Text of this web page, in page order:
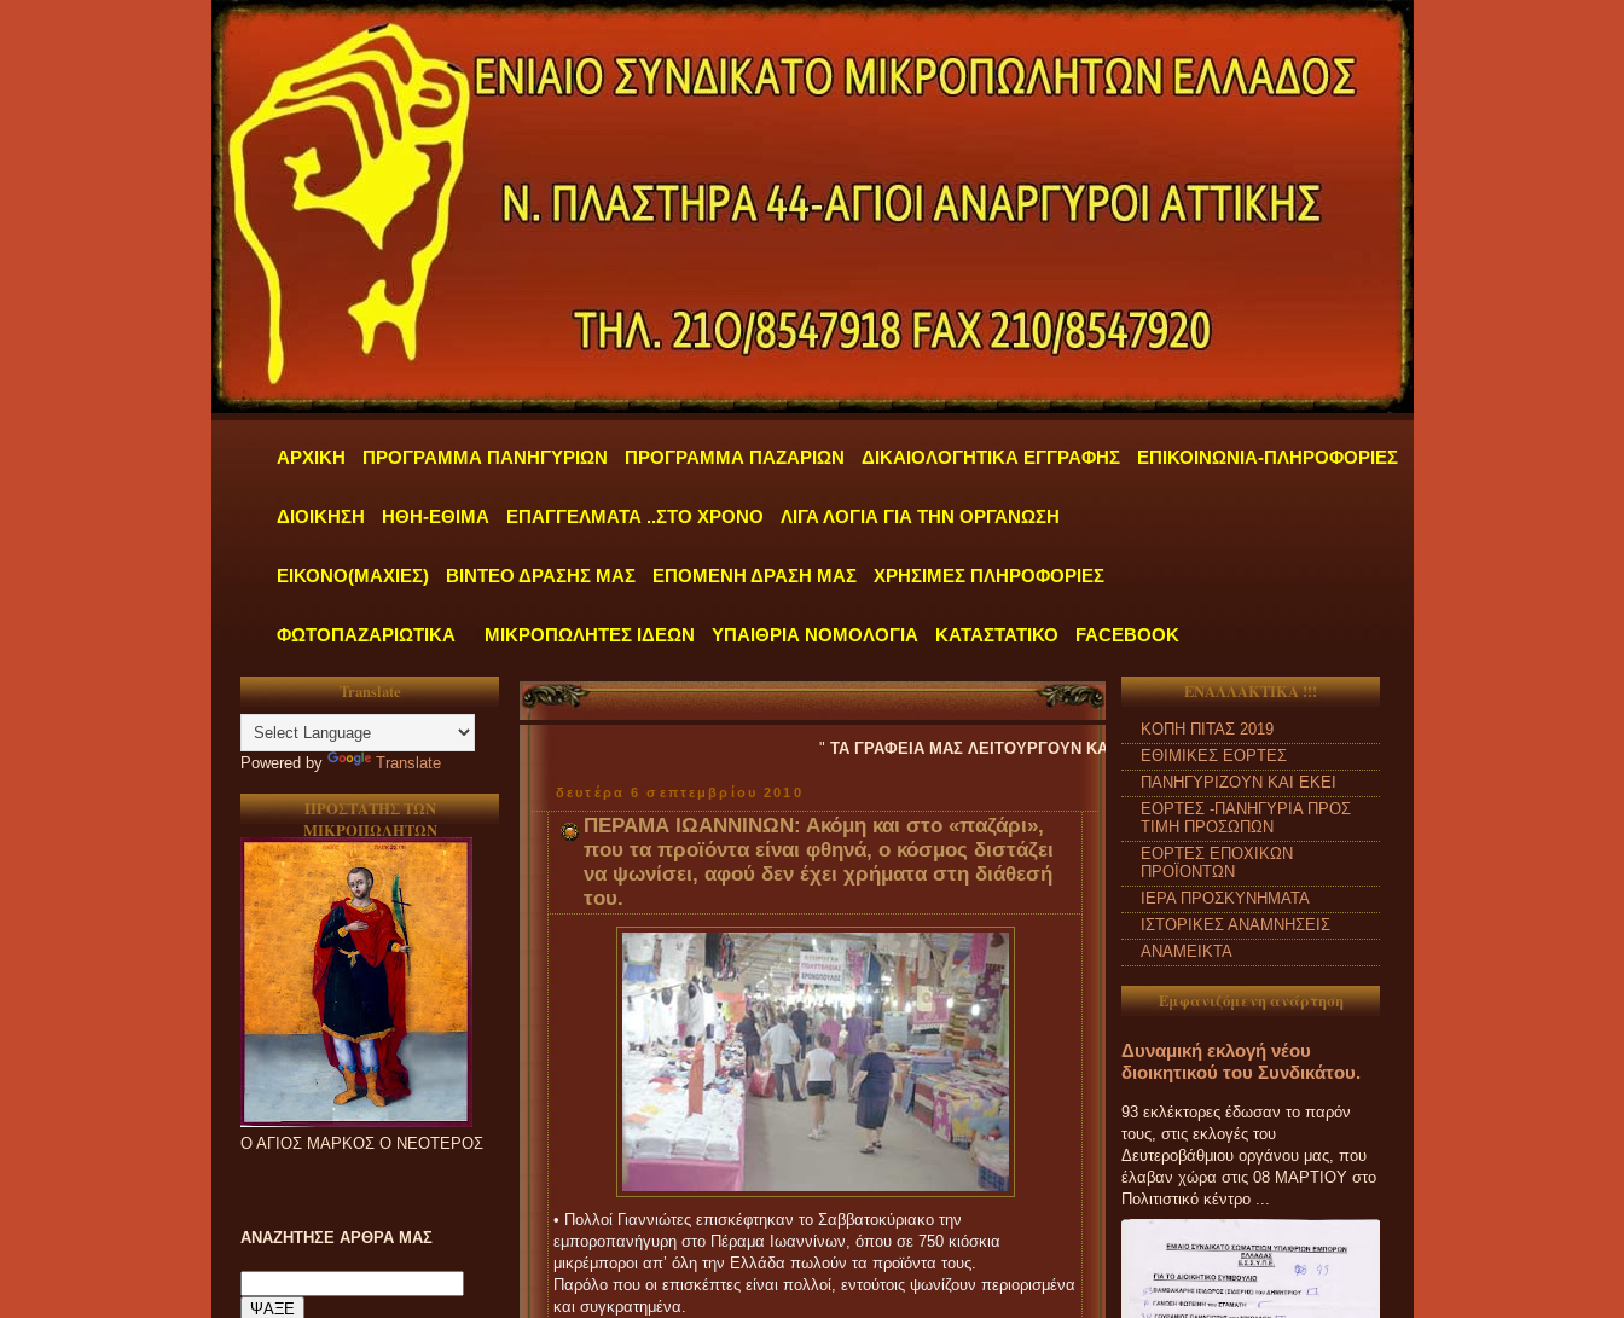
ΑΡΧΙΚΗ ΠΡΟΓΡΑΜΜΑ ΠΑΝΗΓΥΡΙΩΝ ΠΡΟΓΡΑΜΜΑ ΠΑΖΑΡΙΩΝ ΔΙΚΑΙΟΛΟΓΗΤΙΚΑ ΕΓΓΡΑΦΗΣ ΕΠΙΚΟΙΝΩΝΙΑ-ΠΛΗΡΟΦΟΡΙΕΣ
ΔΙΟΙΚΗΣΗ ΗΘΗ-ΕΘΙΜΑ ΕΠΑΓΓΕΛΜΑΤΑ ..ΣΤΟ ΧΡΟΝΟ ΛΙΓΑ ΛΟΓΙΑ ΓΙΑ ΤΗΝ ΟΡΓΑΝΩΣΗ
ΕΙΚΟΝΟ(ΜΑΧΙΕΣ) ΒΙΝΤΕΟ ΔΡΑΣΗΣ ΜΑΣ ΕΠΟΜΕΝΗ ΔΡΑΣΗ ΜΑΣ ΧΡΗΣΙΜΕΣ ΠΛΗΡΟΦΟΡΙΕΣ
ΦΩΤΟΠΑΖΑΡΙΩΤΙΚΑ ΜΙΚΡΟΠΩΛΗΤΕΣ ΙΔΕΩΝ ΥΠΑΙΘΡΙΑ ΝΟΜΟΛΟΓΙΑ ΚΑΤΑΣΤΑΤΙΚΟ FACEBOOK
Translate
Powered by Translate
ΠΡΟΣΤΑΤΗΣ ΤΩΝ
ΜΙΚΡΟΠΩΛΗΤΩΝ
Ο ΑΓΙΟΣ ΜΑΡΚΟΣ Ο ΝΕΟΤΕΡΟΣ
ΑΝΑΖΗΤΗΣΕ ΑΡΘΡΑ ΜΑΣ
ΤΑ ΓΡΑΦΕΙΑ ΜΑΣ ΛΕΙΤΟΥΡΓΟΥΝ ΚΑΘΗΜΕΡΙΝΑ ΑΠΟ ΔΕΥΤΕΡΑ έως ΠΑΡΑΣΚΕΥΗ και από ώρα 09:00 π.μ. έως 04:00
δευτέρα 6 σεπτεμβρίου 2010
ΠΕΡΑΜΑ ΙΩΑΝΝΙΝΩΝ: Ακόμη και στο «παζάρι»,
που τα προϊόντα είναι φθηνά, ο κόσμος διστάζει
να ψωνίσει, αφού δεν έχει χρήματα στη διάθεσή
του.
• Πολλοί Γιαννιώτες επισκέφτηκαν το Σαββατοκύριακο την
εμποροπανήγυρη στο Πέραμα Ιωαννίνων, όπου σε 750 κιόσκια
μικρέμποροι απ’ όλη την Ελλάδα πωλούν τα προϊόντα τους.
Παρόλο που οι επισκέπτες είναι πολλοί, εντούτοις ψωνίζουν περιορισμένα
και συγκρατημένα.
ΕΝΑΛΛΑΚΤΙΚΑ !!!
ΚΟΠΗ ΠΙΤΑΣ 2019
ΕΘΙΜΙΚΕΣ ΕΟΡΤΕΣ
ΠΑΝΗΓΥΡΙΖΟΥΝ ΚΑΙ ΕΚΕΙ
ΕΟΡΤΕΣ -ΠΑΝΗΓΥΡΙΑ ΠΡΟΣ
ΤΙΜΗ ΠΡΟΣΩΠΩΝ
ΕΟΡΤΕΣ ΕΠΟΧΙΚΩΝ
ΠΡΟΪΟΝΤΩΝ
ΙΕΡΑ ΠΡΟΣΚΥΝΗΜΑΤΑ
ΙΣΤΟΡΙΚΕΣ ΑΝΑΜΝΗΣΕΙΣ
ΑΝΑΜΕΙΚΤΑ
Εμφανιζόμενη ανάρτηση
Δυναμική εκλογή νέου
διοικητικού του Συνδικάτου.
93 εκλέκτορες έδωσαν το παρόν
τους, στις εκλογές του
Δευτεροβάθμιου οργάνου μας, που
έλαβαν χώρα στις 08 ΜΑΡΤΙΟΥ στο
Πολιτιστικό κέντρο ...